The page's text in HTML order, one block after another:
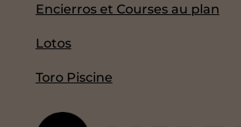
Encierros et Courses au plan
Lotos
Toro Piscine